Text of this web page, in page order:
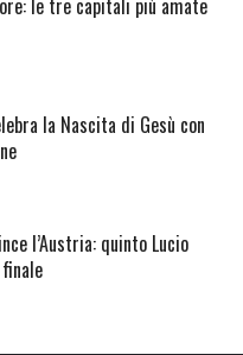
le tre capitali più amate
la Nascita di Gesù con
l’Austria: quinto Lucio